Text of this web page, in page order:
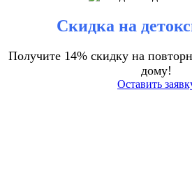
Скидка на
Получите 14% скидку на
дому!
Оставить